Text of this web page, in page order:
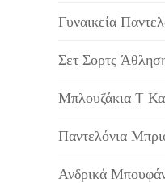
Γυναικεία
Σετ Σορτς
Μπλουζάκια T
Παντελόνια
Ανδρικά